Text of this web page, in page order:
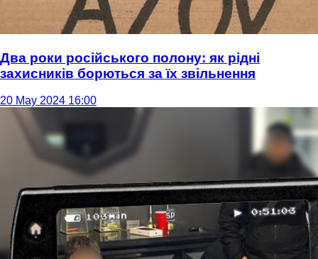
Два роки російського полону: як рідні
захисників борються за їх звільнення
20 May 2024 16:00